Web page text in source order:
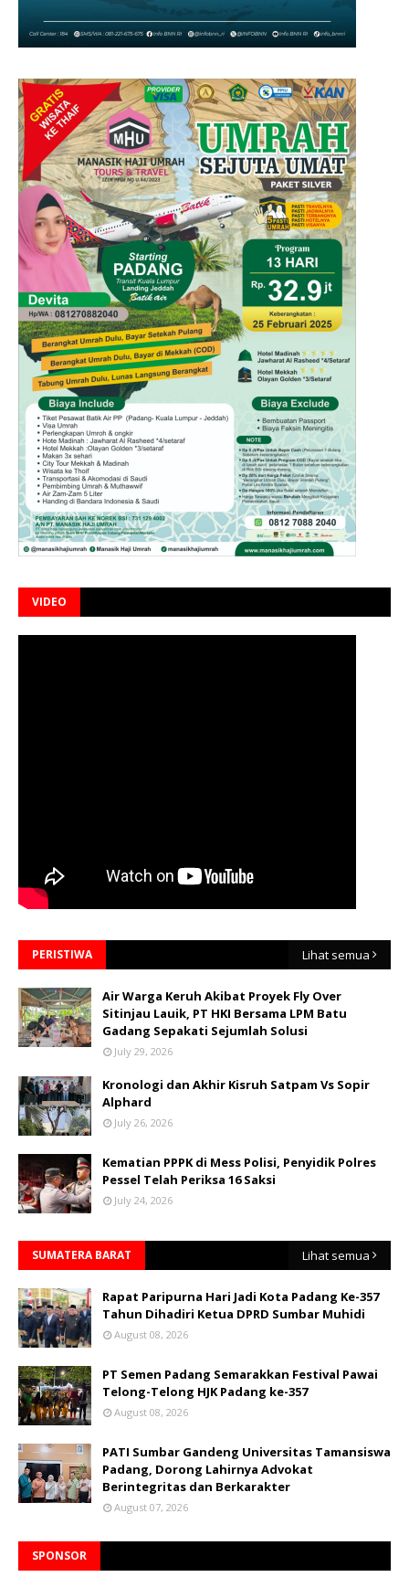
VIDEO
PERISTIWA Lihat semua
Air Warga Keruh Akibat Proyek Fly Over
Sitinjau Lauik, PT HKI Bersama LPM Batu
Gadang Sepakati Sejumlah Solusi
July 29, 2026
Kronologi dan Akhir Kisruh Satpam Vs Sopir
Alphard
July 26, 2026
Kematian PPPK di Mess Polisi, Penyidik Polres
Pessel Telah Periksa 16 Saksi
July 24, 2026
SUMATERA BARAT Lihat semua
Rapat Paripurna Hari Jadi Kota Padang Ke-357
Tahun Dihadiri Ketua DPRD Sumbar Muhidi
August 08, 2026
PT Semen Padang Semarakkan Festival Pawai
Telong-Telong HJK Padang ke-357
August 08, 2026
PATI Sumbar Gandeng Universitas Tamansiswa
Padang, Dorong Lahirnya Advokat
Berintegritas dan Berkarakter
August 07, 2026
SPONSOR